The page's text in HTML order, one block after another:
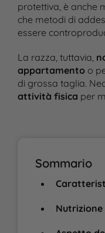
protettiva, è anche
che metodi di
essere
La razza, tuttavia,
appartamentoo
di grossa taglia.
attività fisica per
Sommario
Nutrizione